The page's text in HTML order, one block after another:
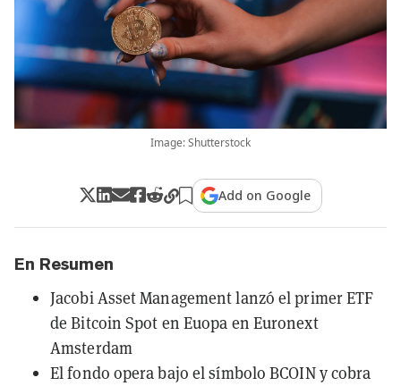
Image: Shutterstock
Add on Google
En Resumen
Jacobi Asset Management lanzó el primer ETF
de Bitcoin Spot en Euopa en Euronext
Amsterdam
El fondo opera bajo el símbolo BCOIN y cobra